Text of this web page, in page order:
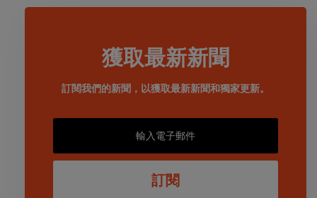
獲取最新新聞
訂閱我們的新聞，以獲取最新新聞和獨家更新。
訂閱